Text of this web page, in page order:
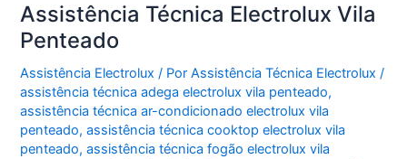
Assistência Técnica Electrolux Vila
Penteado
Assistência Electrolux / PorAssistência Técnica Electrolux/
assistência técnica adega electrolux vila penteado,
assistência técnica ar-condicionado electrolux vila
penteado,assistência técnica cooktop electrolux vila
penteado,assistência técnica fogão electrolux vila